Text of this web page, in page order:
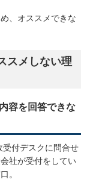
、オススメできな
スメしない理
容を回答できな
付デスクに問合せ
社が受付をしてい
。